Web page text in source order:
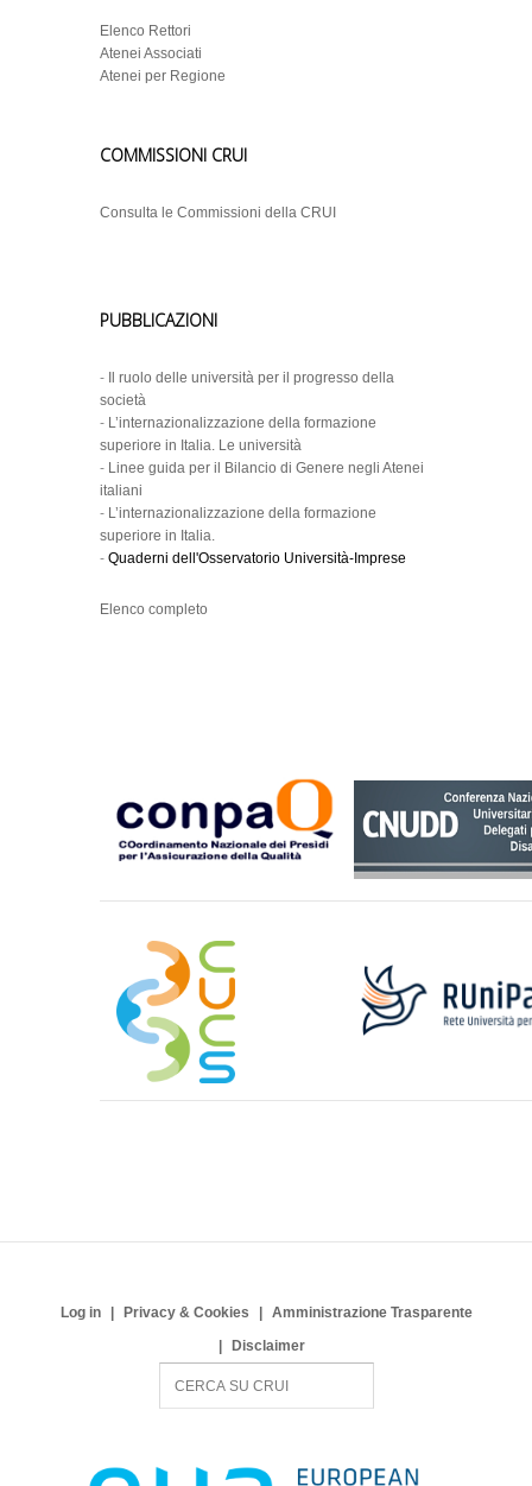
Elenco Rettori
Atenei Associati
Atenei per Regione
COMMISSIONI CRUI
Consulta le Commissioni della CRUI
PUBBLICAZIONI
-
Il ruolo delle università per il progresso della
società
- L’internazionalizzazione della formazione
superiore in Italia. Le università
- Linee guida per il Bilancio di Genere negli Atenei
italiani
- L’internazionalizzazione della formazione
superiore in Italia.
- Quaderni dell'Osservatorio Università-Imprese
Elenco completo
Log in Privacy & Cookies
Amministrazione Trasparente
Disclaimer
c